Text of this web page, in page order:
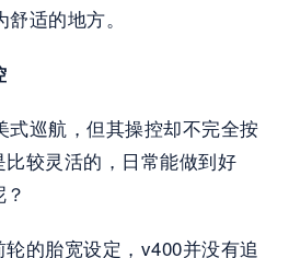
适的地方。
式巡航，但其操控却不完全按
较灵活的，日常能做到好
的胎宽设定，v400并没有追